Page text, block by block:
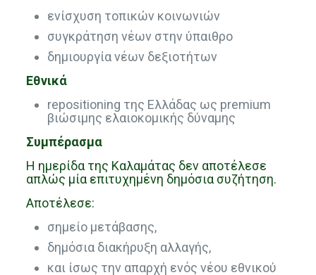
ενίσχυση τοπικών κοινωνιών
συγκράτηση νέων στην ύπαιθρο
δημιουργία νέων δεξιοτήτων
Εθνικά
repositioning της Ελλάδας ως premium
βιώσιμης ελαιοκομικής δύναμης
Συμπέρασμα
Η ημερίδα της Καλαμάτας δεν αποτέλεσε
απλώς μία επιτυχημένη δημόσια συζήτηση.
Αποτέλεσε:
σημείο μετάβασης,
δημόσια διακήρυξη αλλαγής,
και ίσως την απαρχή ενός νέου εθνικού